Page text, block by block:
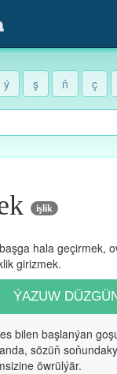
ý ş ň ç
işlik
hala geçirmek,
girizmek.
ÝAZUW
bilen başlanýan
sözüň
öwrülýär.